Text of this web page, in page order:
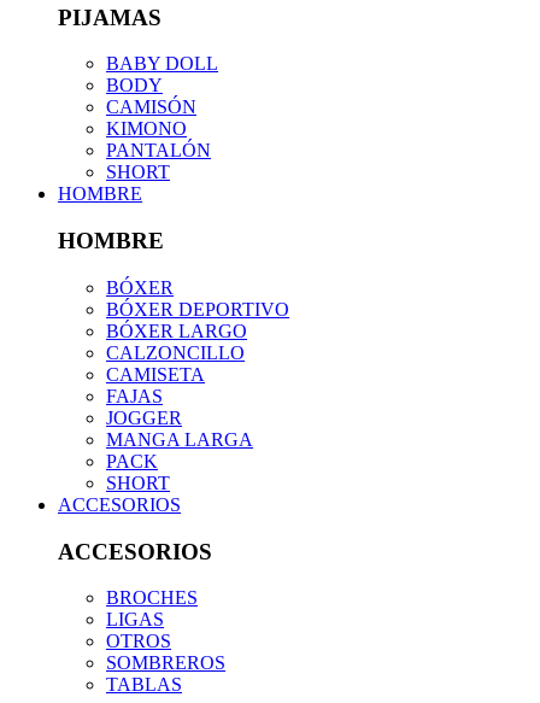
PIJAMAS
BABY DOLL
BODY
CAMISÓN
KIMONO
PANTALÓN
SHORT
HOMBRE
HOMBRE
BÓXER
BÓXER DEPORTIVO
BÓXER LARGO
CALZONCILLO
CAMISETA
FAJAS
JOGGER
MANGA LARGA
PACK
SHORT
ACCESORIOS
ACCESORIOS
BROCHES
LIGAS
OTROS
SOMBREROS
TABLAS